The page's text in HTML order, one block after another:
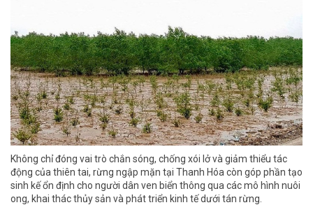
Không chỉ đóng vai trò chắn sóng, chống xói lở và giảm thiểu tác
động của thiên tai, rừng ngập mặn tại Thanh Hóa còn góp phần tạo
sinh kế ổn định cho người dân ven biển thông qua các mô hình nuôi
ong, khai thác thủy sản và phát triển kinh tế dưới tán rừng.